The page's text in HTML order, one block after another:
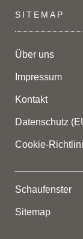
SITEMAP
Über uns
Impressum
Kontakt
Datenschutz
Cookie-
Schaufenster
Sitemap